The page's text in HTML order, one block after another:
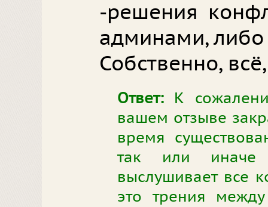
-решения
админами, либо
Собственно,
Ответ: К
вашем отзыве
время
так или
выслушивает все
это трения